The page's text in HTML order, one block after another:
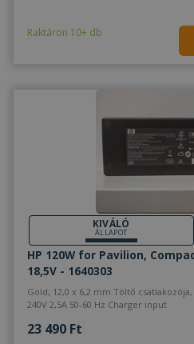
Raktáron 10+ db
KIVÁLÓ
ÁLLAPOT
HP 120W for Pavilion, Compaq Presario 12,0 x 6,2 mm,
18,5V - 1640303
Gold, 12,0 x 6,2 mm Töltő csatlakozója, 120W Max. teljesítmény, 110-
240V 2,5A 50-60 Hz Charger input
23 490 Ft